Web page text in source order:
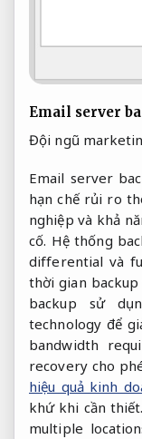
Email server
Đội ngũ
Email server
hạn chế rủi ro
nghiệp và khả
cố. Hệ thống
differential và
thời gian
backup sử
technology để
bandwidth
recovery cho
hiệu quả kinh
khứ khi cần
multiple